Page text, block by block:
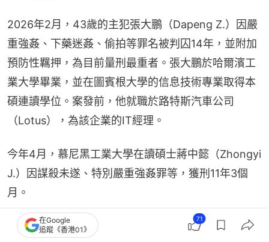
2026年2月，43歲的主犯張大鵬（Dapeng Z.）因嚴
重強姦、下藥迷姦、偷拍等罪名被判囚14年，並附加
預防性羈押，為目前量刑最重者。張大鵬於哈爾濱工
業大學畢業，並在圖賓根大學的信息技術專業取得本
碩連讀學位。案發前，他就職於路特斯汽車公司
（Lotus），為該企業的IT經理。
今年4月，慕尼黑工業大學在讀碩士蔣中懿（Zhongyi
J.）因謀殺未遂、特別嚴重強姦罪等，獲刑11年3個
月。
在Google
追蹤《香港01》
71